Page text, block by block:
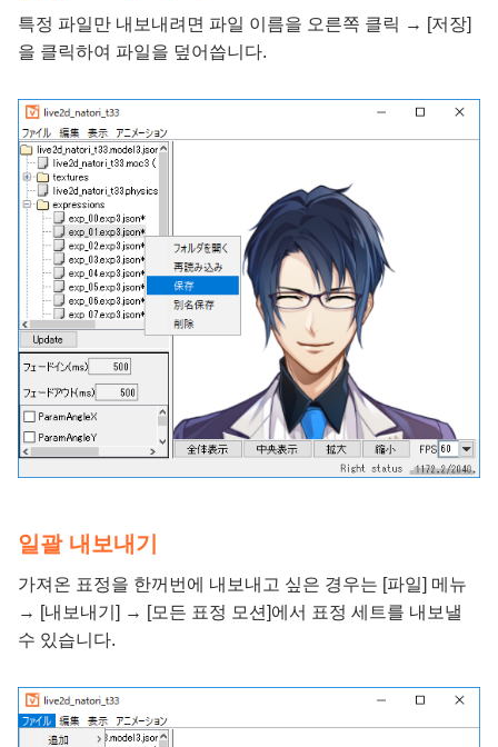
특정 파일만 내보내려면 파일 이름을 오른쪽 클릭 → [저장]
을 클릭하여 파일을 덮어씁니다.
일괄 내보내기
가져온 표정을 한꺼번에 내보내고 싶은 경우는 [파일] 메뉴
→ [내보내기] → [모든 표정 모션]에서 표정 세트를 내보낼
수 있습니다.